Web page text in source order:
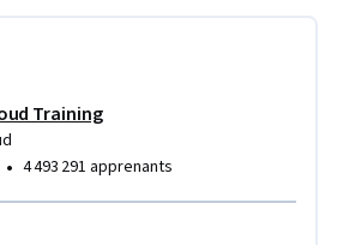
Training
• 4 493 291 apprenants